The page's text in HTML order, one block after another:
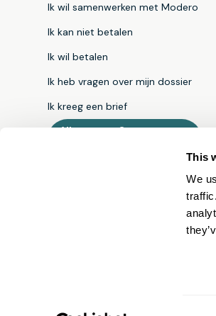
This
We
Ik wil samenwerken met Modero
Ik kan niet betalen
Ik wil betalen
Ik heb vragen over mijn dossier
Ik kreeg een brief
Alle vragen &